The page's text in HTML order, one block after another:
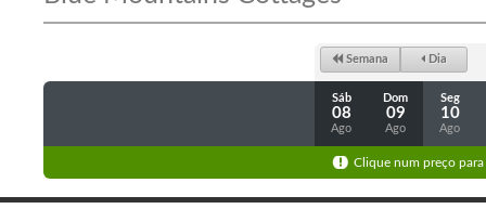
Semana Dia
Sáb
08
Ago
Dom
09
Ago
Seg
10
Ago
Clique num preço